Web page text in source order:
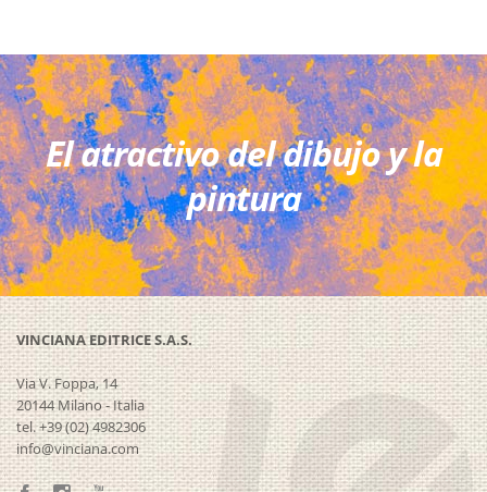
El atractivo del dibujo y la
pintura
VINCIANA EDITRICE S.A.S.
Via V. Foppa, 14
20144 Milano - Italia
tel. +39 (02) 4982306
info@vinciana.com